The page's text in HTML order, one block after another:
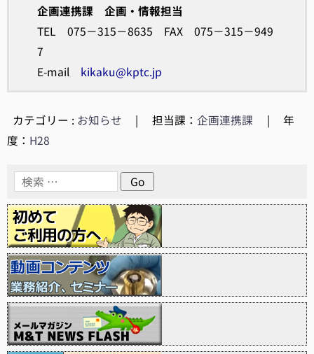
企画連携課 企画・情報担当
TEL 075－315－8635 FAX 075－315－949
7
E-mail kikaku@kptc.jp
カテゴリー : お知らせ | 担当課：企画連携課 |
年
度： H28